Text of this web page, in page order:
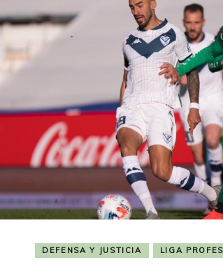
DEFENSA Y JUSTICIA LIGA